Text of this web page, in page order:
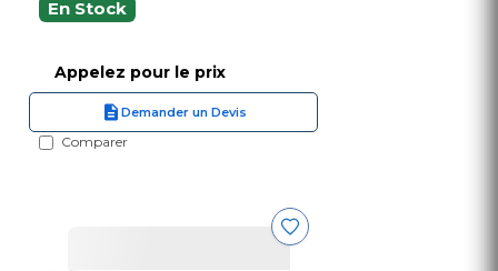
En Stock
Appelez pour le prix
Demander un Devis
Comparer